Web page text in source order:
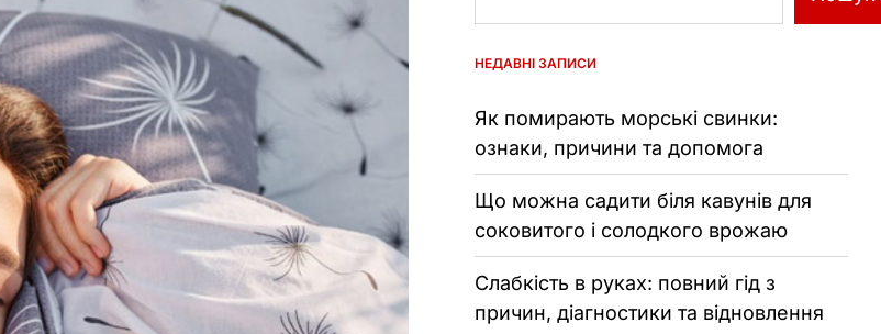
НЕДАВНІ ЗАПИСИ
Як помирають морські свинки:
ознаки, причини та допомога
Що можна садити біля кавунів для
соковитого і солодкого врожаю
Слабкість в руках: повний гід з
причин, діагностики та відновлення